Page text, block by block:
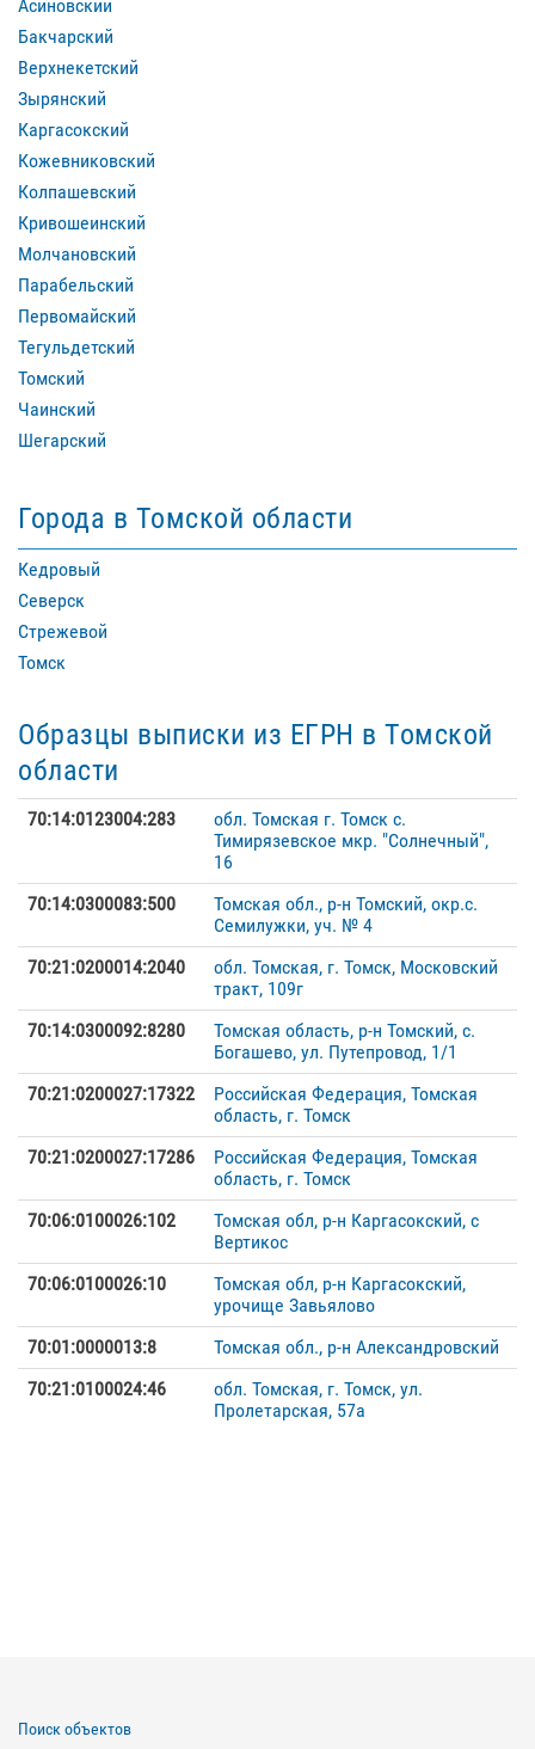
Асиновский
Бакчарский
Верхнекетский
Зырянский
Каргасокский
Кожевниковский
Колпашевский
Кривошеинский
Молчановский
Парабельский
Первомайский
Тегульдетский
Томский
Чаинский
Шегарский
Города в Томской области
Кедровый
Северск
Стрежевой
Томск
Образцы выписки из ЕГРН в Томской
области
70:14:0123004:283
обл. Томская г. Томск с.
Тимирязевское мкр. "Солнечный",
16
70:14:0300083:500
Томская обл., р-н Томский, окр.с.
Семилужки, уч. № 4
70:21:0200014:2040
обл. Томская, г. Томск, Московский
тракт, 109г
70:14:0300092:8280
Томская область, р-н Томский, с.
Богашево, ул. Путепровод, 1/1
70:21:0200027:17322
Российская Федерация, Томская
область, г. Томск
70:21:0200027:17286
Российская Федерация, Томская
область, г. Томск
70:06:0100026:102
Томская обл, р-н Каргасокский, с
Вертикос
70:06:0100026:10
Томская обл, р-н Каргасокский,
урочище Завьялово
70:01:0000013:8
Томская обл., р-н Александровский
70:21:0100024:46
обл. Томская, г. Томск, ул.
Пролетарская, 57а
Поиск объектов